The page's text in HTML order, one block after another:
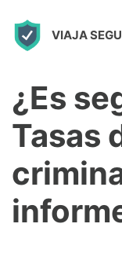
VIAJA
¿Es
Tasas